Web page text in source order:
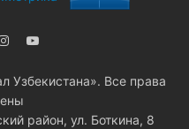
Узбекистана». Все права
район, ул. Боткина, 8